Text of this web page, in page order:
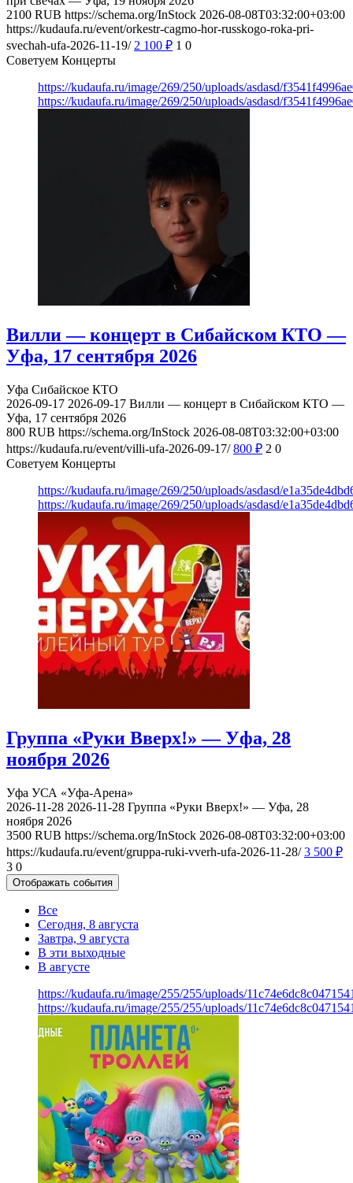
2100 RUB https://schema.org/InStock 2026-08-08T03:32:00+03:00
https://kudaufa.ru/event/orkestr-cagmo-hor-russkogo-roka-pri-
svechah-ufa-2026-11-19/ 2 100 ₽ 1 0
Советуем Концерты
https://kudaufa.ru/image/269/250/uploads/asdasd/
https://kudaufa.ru/image/269/250/uploads/asdasd/
Вилли — концерт в Сибайском КТО —
Уфа, 17 сентября 2026
Уфа Сибайское КТО
2026-09-17 2026-09-17 Вилли — концерт в Сибайском КТО —
Уфа, 17 сентября 2026
800 RUB https://schema.org/InStock 2026-08-08T03:32:00+03:00
https://kudaufa.ru/event/villi-ufa-2026-09-17/ 800 ₽ 2 0
Советуем Концерты
https://kudaufa.ru/image/269/250/uploads/asdasd/
https://kudaufa.ru/image/269/250/uploads/asdasd/
Группа «Руки Вверх!» — Уфа, 28
ноября 2026
Уфа УСА «Уфа-Арена»
2026-11-28 2026-11-28 Группа «Руки Вверх!» — Уфа, 28
ноября 2026
3500 RUB https://schema.org/InStock 2026-08-08T03:32:00+03:00
https://kudaufa.ru/event/gruppa-ruki-vverh-ufa-2026-11-28/ 3 500 ₽
3 0
Отображать события
Все
Сегодня, 8 августа
Завтра, 9 августа
В эти выходные
В августе
https://kudaufa.ru/image/255/255/uploads/
https://kudaufa.ru/image/255/255/uploads/